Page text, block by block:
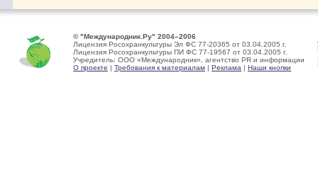
© "Международник.Ру" 2004–2006
Лицензия Росохранкультуры Эл ФС 77-20365 от 03.04.2005 г.
Лицензия Росохранкультуры ПИ ФС 77-19567 от 03.04.2005 г.
Учредитель: ООО «Международник», агентство PR и информации
О проекте | Требования к материалам | Реклама | Наши кнопки